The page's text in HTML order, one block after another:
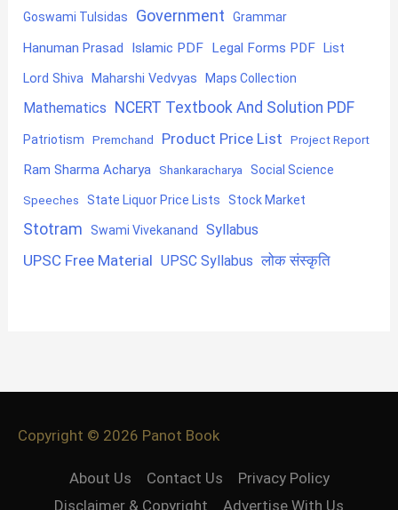
Goswami Tulsidas Government Grammar
Hanuman Prasad Islamic PDF Legal Forms PDF List
Lord Shiva Maharshi Vedvyas Maps Collection
Mathematics NCERT Textbook And Solution PDF
Patriotism Premchand Product Price List Project Report
Ram Sharma Acharya Shankaracharya Social Science
Speeches State Liquor Price Lists Stock Market
Stotram Swami Vivekanand Syllabus
UPSC Free Material UPSC Syllabus लोक संस्कृति
Copyright © 2026 Panot Book
About Us Contact Us
Privacy Policy
Disclaimer & Copyright
Advertise With Us